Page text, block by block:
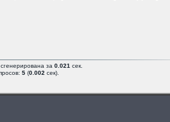
за 0.021 сек.
5 (0.002 сек).